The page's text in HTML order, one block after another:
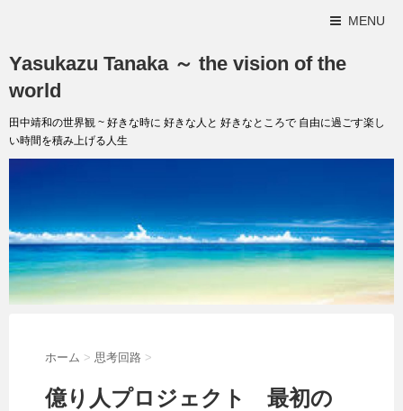
MENU
Yasukazu Tanaka ～ the vision of the
world
田中靖和の世界観 ~ 好きな時に 好きな人と 好きなところで 自由に過ごす楽し
い時間を積み上げる人生
ホーム > 思考回路 >
億り人プロジェクト 最初の